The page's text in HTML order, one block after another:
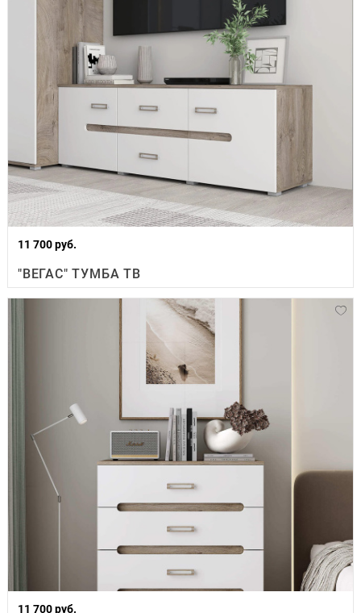
11 700 руб.
"ВЕГАС" ТУМБА ТВ
11 700 руб.